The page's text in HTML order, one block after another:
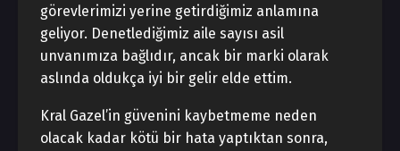
görevlerimizi yerine getirdiğimiz anlamına
geliyor. Denetlediğimiz aile sayısı asil
unvanımıza bağlıdır, ancak bir marki olarak
aslında oldukça iyi bir gelir elde ettim.
Kral Gazel’in güvenini kaybetmeme neden
olacak kadar kötü bir hata yaptıktan sonra,